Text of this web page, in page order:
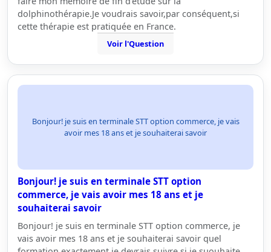
dolphinothérapie.Je voudrais savoir,par conséquent,si
cette thérapie est pratiquée en France.
Voir l'Question
Bonjour! je suis en terminale STT option commerce, je vais
avoir mes 18 ans et je souhaiterai savoir
Bonjour! je suis en terminale STT option
commerce, je vais avoir mes 18 ans et je
souhaiterai savoir
Bonjour! je suis en terminale STT option commerce, je
vais avoir mes 18 ans et je souhaiterai savoir quel